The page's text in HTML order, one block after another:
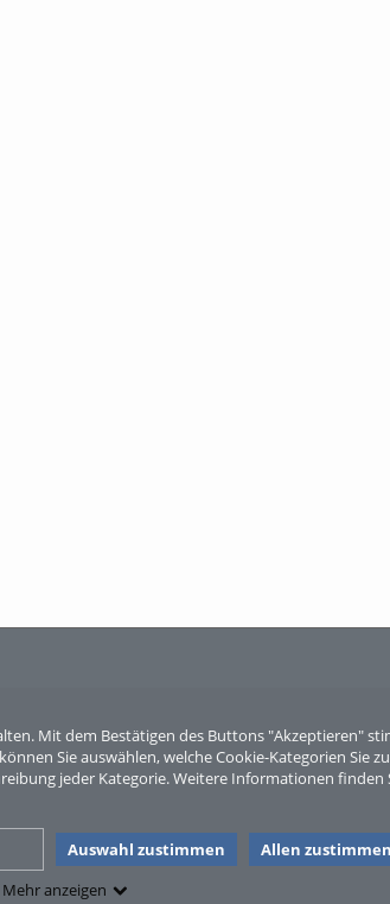
Mit dem Bestätigen des Buttons "Akzeptieren"
Sie auswählen, welche Cookie-Kategorien Sie
jeder Kategorie. Weitere Informationen finden
Auswahl zustimmen
Allen zustimmen
Mehr anzeigen